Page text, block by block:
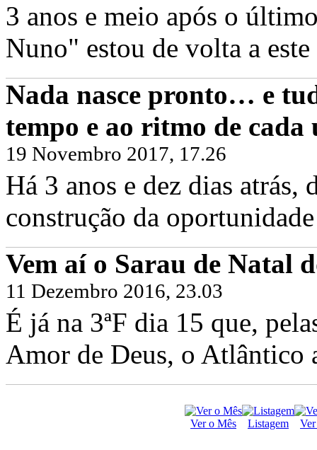
3 anos e meio após o
Nuno" estou de volta a este
Nada nasce pronto… e
tempo e ao ritmo de cada
19 Novembro 2017, 17.26
Há 3 anos e dez dias atrás,
construção da
Vem aí o Sarau de Natal
11 Dezembro 2016, 23.03
É já na 3ªF dia 15 que,
Amor de Deus, o Atlântico
Ver o Mês Listagem